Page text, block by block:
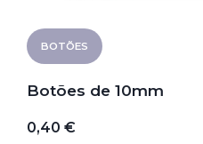
BOTÕES
Botões de 10mm
0,40 €